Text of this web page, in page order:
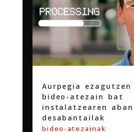
Aurpegia ezagutzen
bideo-atezain bat
instalatzearen
desabantailak
bideo-atezainak